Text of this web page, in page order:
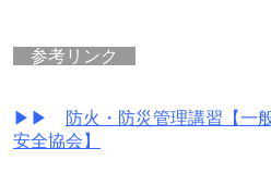
参考リンク
▶▶
防火・防災管理講習【一
安全協会】